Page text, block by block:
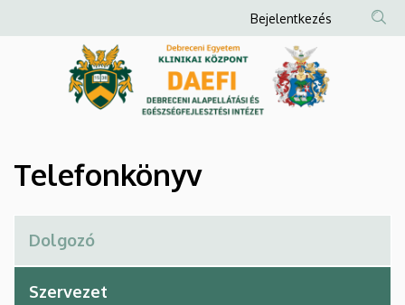
Debreceni
és
Egészségfejlesztési
Intézet
a
Anonim
Felhasználói
fiók
menüje
Bejelentkezés
Telefonkönyv